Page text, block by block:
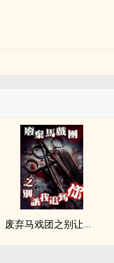
废弃马戏团之别让我追上你